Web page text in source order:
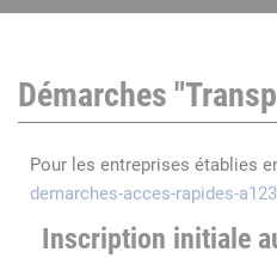
Démarches
Pour les entreprises établies
demarches-acces-rapides-
Inscription initiale